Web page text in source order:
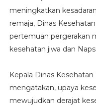
meningkatkan
remaja, Dinas
pertemuan pergerakan
kesehatan jiwa dan
Kepala Dinas
mengatakan, upaya
mewujudkan derajat